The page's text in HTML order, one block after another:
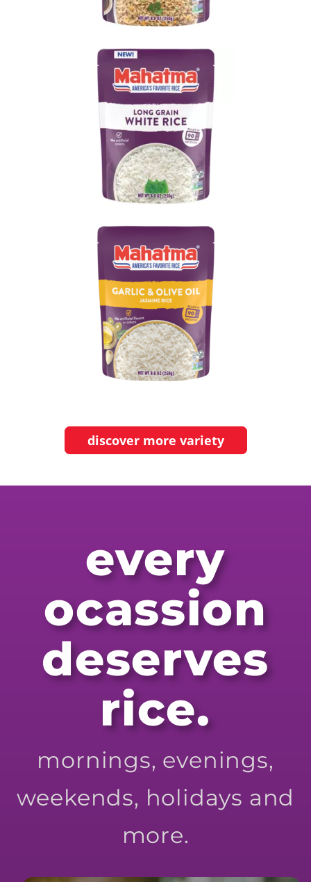
discover more variety
every
ocassion
deserves
rice.
mornings, evenings,
weekends, holidays and
more.